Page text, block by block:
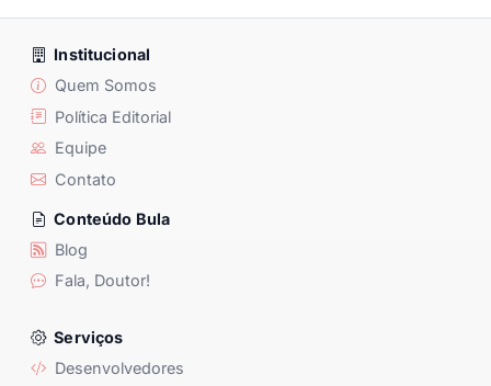
Institucional
Quem Somos
Política Editorial
Equipe
Contato
Conteúdo Bula
Blog
Fala, Doutor!
Serviços
Desenvolvedores